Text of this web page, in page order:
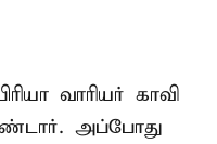
வாரியர் காவி
அப்போது